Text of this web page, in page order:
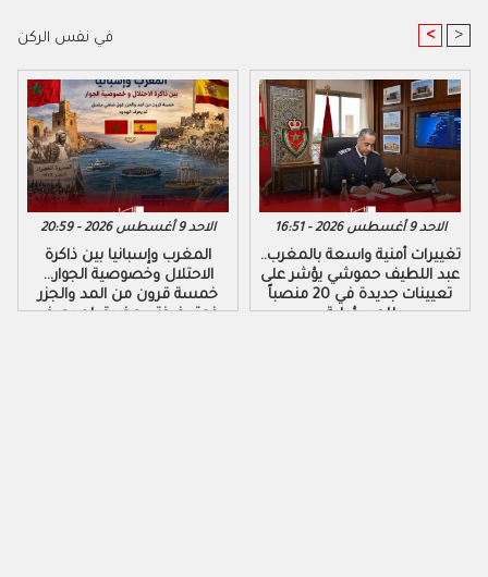
في نفس الركن < >
الاحد 9 أغسطس 2026 - 20:59
المغرب وإسبانيا بين ذاكرة
الاحتلال وخصوصية الجوار…
خمسة قرون من المد والجزر
فوق ضفتي مضيق لم يعرف
الاحد 9 أغسطس 2026 - 16:51
تغييرات أمنية واسعة بالمغرب..
عبد اللطيف حموشي يؤشر على
تعيينات جديدة في 20 منصباً
للمسؤولية